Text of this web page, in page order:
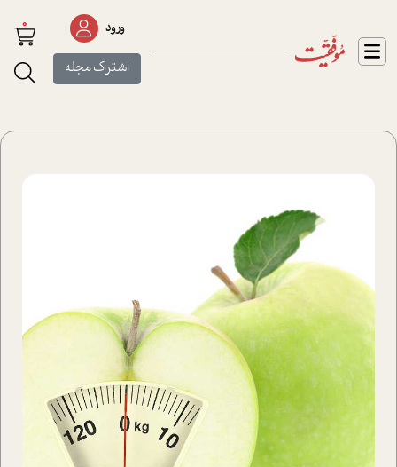
ورود
اشتراک مجله
0